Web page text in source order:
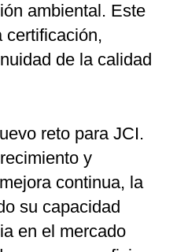
ambiental. Este
certificación,
de la calidad
reto para JCI.
y
continua, la
su capacidad
en el mercado